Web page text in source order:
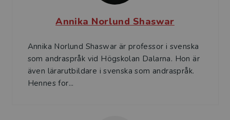
Annika Norlund Shaswar
Annika Norlund Shaswar är professor i svenska
som andraspråk vid Högskolan Dalarna. Hon är
även lärarutbildare i svenska som andraspråk.
Hennes for...